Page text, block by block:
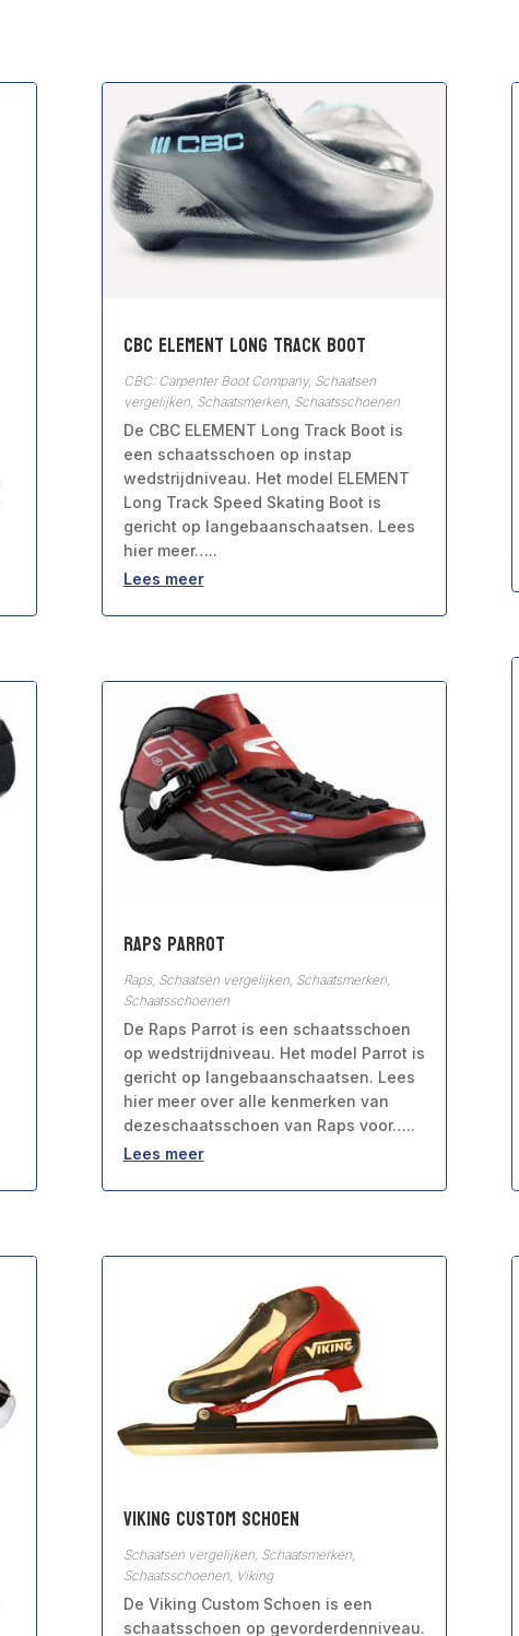
CBC ELEMENT Long Track Boot
CBC: Carpenter Boot Company, Schaatsen
vergelijken, Schaatsmerken, Schaatsschoenen
De CBC ELEMENT Long Track Boot is
een schaatsschoen op instap
wedstrijdniveau. Het model ELEMENT
Long Track Speed Skating Boot is
gericht op langebaanschaatsen. Lees
hier meer…..
Lees meer
Raps Parrot
Raps, Schaatsen vergelijken, Schaatsmerken,
Schaatsschoenen
De Raps Parrot is een schaatsschoen
op wedstrijdniveau. Het model Parrot is
gericht op langebaanschaatsen. Lees
hier meer over alle kenmerken van
dezeschaatsschoen van Raps voor…..
Lees meer
Viking Custom Schoen
Schaatsen vergelijken, Schaatsmerken,
Schaatsschoenen, Viking
De Viking Custom Schoen is een
schaatsschoen op gevorderdenniveau.